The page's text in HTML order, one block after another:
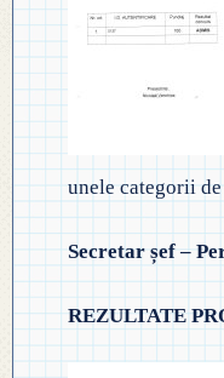
◎
◎
◎
◎
◎ FIȘĂ
◎
unele categorii
Secretar șef –
REZULTATE